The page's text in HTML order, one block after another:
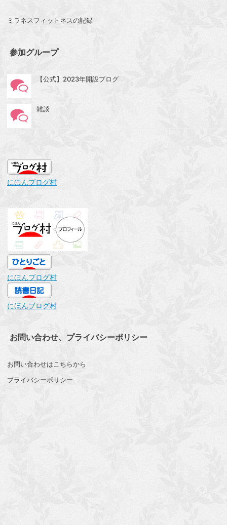
ミラネスフィットネスの記録
参加グループ
【公式】2023年開設ブログ
雑談
にほんブログ村
にほんブログ村
にほんブログ村
お問い合わせ、プライバシーポリシー
お問い合わせはこちらから
プライバシーポリシー